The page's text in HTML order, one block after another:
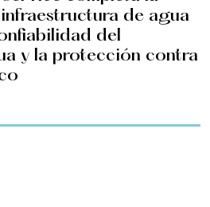
de agua
del
y la protección contra